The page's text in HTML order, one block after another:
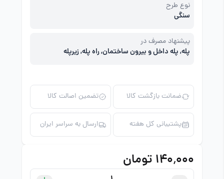
نوع طرح
سنگی
پیشنهاد مصرف در
پله, پله داخل و بیرون ساختمان, راه پله, زیرپله
ضمانت بازگشت کالا تضمین اصالت کالا
پشتیبانی کل هفته ارسال به سراسر ایران
۱۴۰٬۰۰۰ تومان